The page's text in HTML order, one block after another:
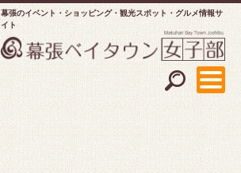
幕張のイベント・ショッピング
観光スポット・グルメ情報サ
イト